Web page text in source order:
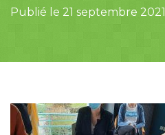
Publié le 21 septembre 2021